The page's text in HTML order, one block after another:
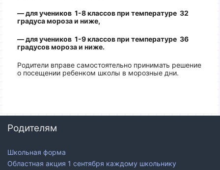
— для учеников 1-8 классов при температуре 32
градуса мороза и ниже,
— для учеников 1-9 классов при температуре 36
градусов мороза и ниже.
Родители вправе самостоятельно принимать решение
о посещении ребенком школы в морозные дни.
Родителям
Школьная форма
Областная акция 1 сентября каждому школьнику